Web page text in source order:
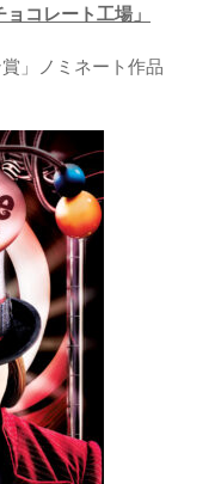
コレート工場」
」ノミネート作品